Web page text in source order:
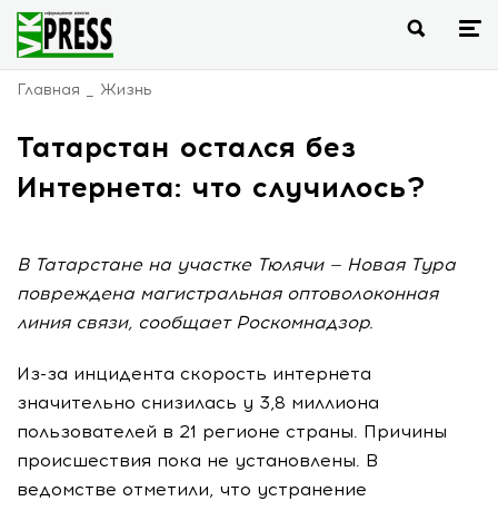
Главная Жизнь
Татарстан остался без
Интернета: что случилось?
В Татарстане на участке Тюлячи — Новая Тура
повреждена магистральная оптоволоконная
линия связи, сообщает Роскомнадзор.
Из-за инцидента скорость интернета
значительно снизилась у 3,8 миллиона
пользователей в 21 регионе страны. Причины
происшествия пока не установлены. В
ведомстве отметили, что устранение